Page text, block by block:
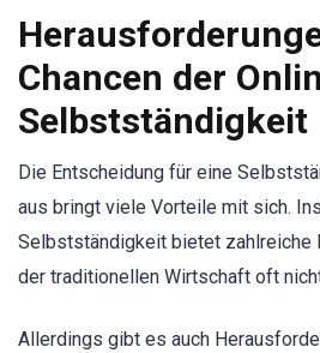
Chancen der
Selbstständigkeit
Die Entscheidung für eine
aus bringt viele Vorteile mit sich.
Selbstständigkeit bietet zahlreiche
der traditionellen Wirtschaft oft
Allerdings gibt es auch